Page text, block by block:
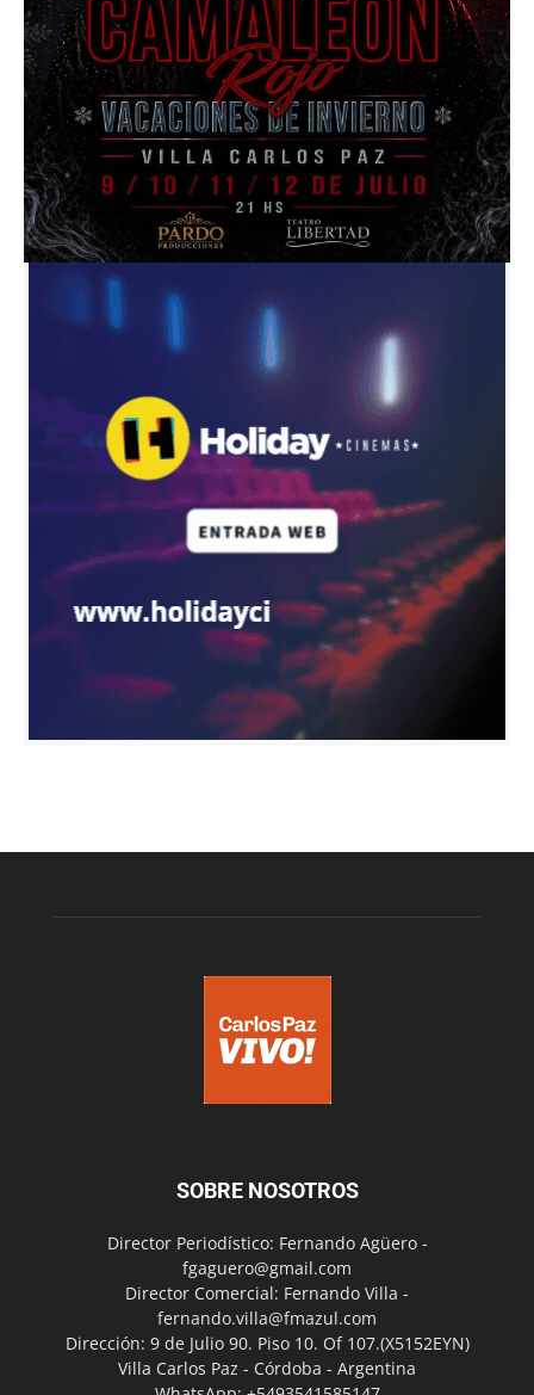
SOBRE NOSOTROS
Director Periodístico: Fernando Agüero -
fgaguero@gmail.com
Director Comercial: Fernando Villa -
fernando.villa@fmazul.com
Dirección: 9 de Julio 90. Piso 10. Of 107.(X5152EYN)
Villa Carlos Paz - Córdoba - Argentina